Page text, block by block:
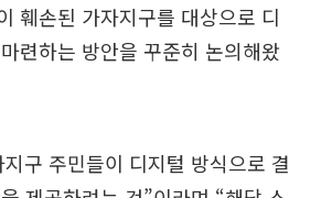
훼손된 가자지구를 대상으로 디
련하는 방안을 꾸준히 논의해왔
구 주민들이 디지털 방식으로 결